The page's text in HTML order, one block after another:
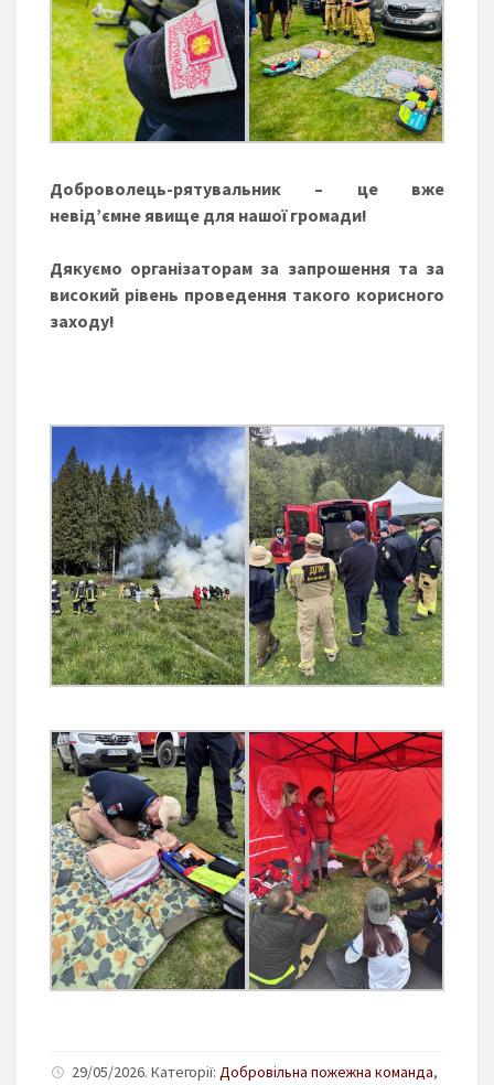
Доброволець-рятувальник – це вже
невід’ємне явище для нашої громади!
Дякуємо організаторам за запрошення та за
високий рівень проведення такого корисного
заходу!
29/05/2026. Категорії: Добровільна пожежна команда,